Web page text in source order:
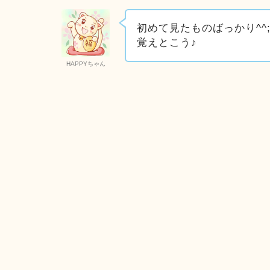
HAPPYちゃん
初めて見たものばっかり
覚えとこう♪